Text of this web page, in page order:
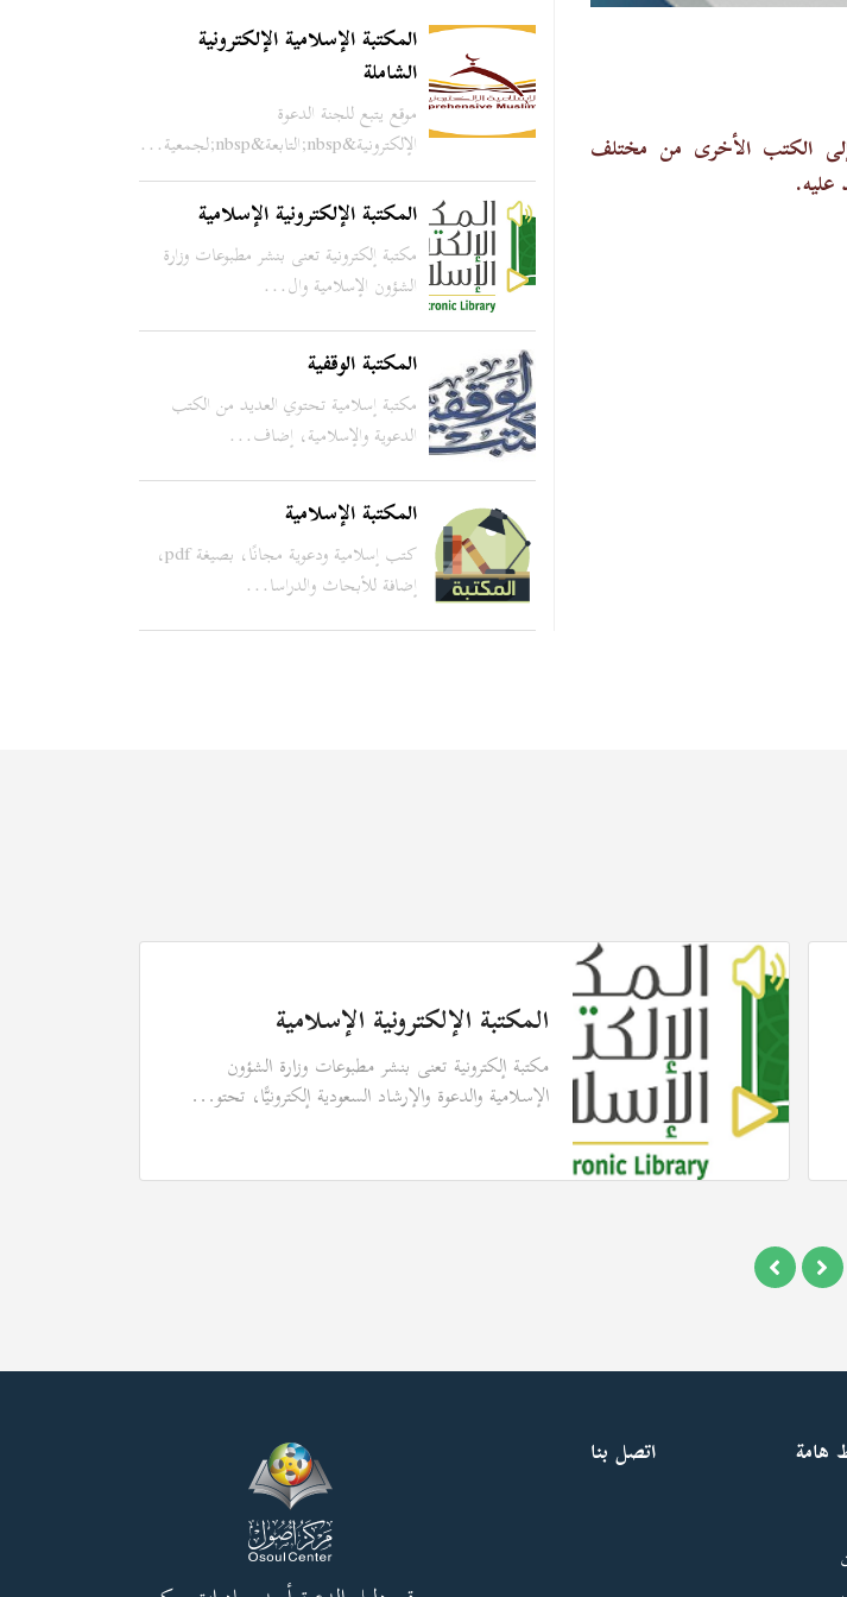
إلى الكتب الأخرى من مختلف
عليه.
المكتبة الإسلامية الإلكترونية
الشاملة
موقع يتبع للجنة الدعوة
الإلكترونية&nbsp;التابعة&nbsp;لجمعية...
المكتبة الإلكترونية الإسلامية
مكتبة إلكترونية تعنى بنشر مطبوعات وزارة
الشؤون الإسلامية وال...
المكتبة الوقفية
مكتبة إسلامية تحتوي العديد من الكتب
الدعوية والإسلامية، إضاف...
المكتبة الإسلامية
كتب إسلامية ودعوية مجانًا، بصيغة pdf،
إضافة للأبحاث والدراسا...
المكتبة الإلكترونية الإسلامية
مكتبة إلكترونية تعنى بنشر مطبوعات وزارة الشؤون
الإسلامية والدعوة والإرشاد السعودية إلكترونيًّا، تحتو...
هامة اتصل بنا